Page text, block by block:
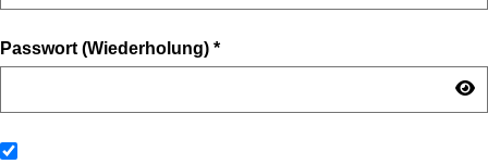
Passwort (Wiederholung) *